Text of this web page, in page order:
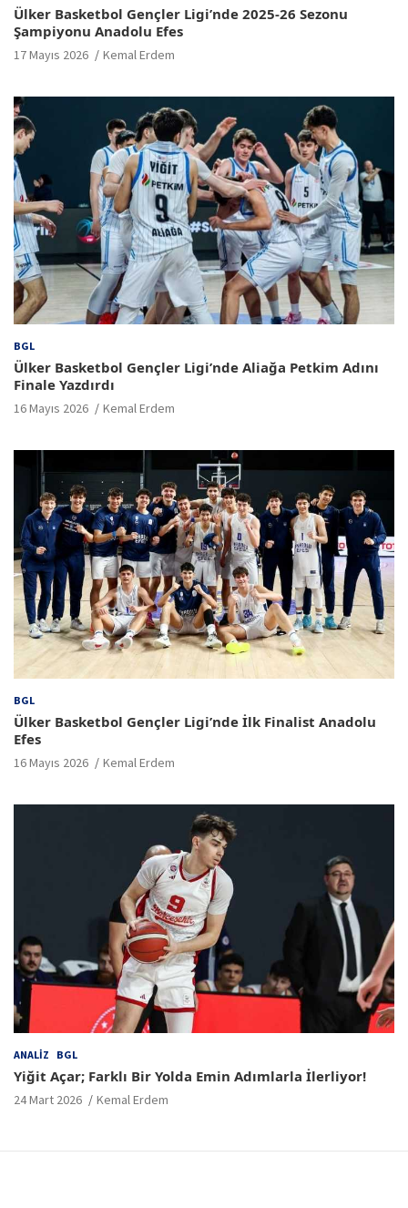
Ülker Basketbol Gençler Ligi’nde 2025-26 Sezonu
Şampiyonu Anadolu Efes
17 Mayıs 2026 Kemal Erdem
BGL
Ülker Basketbol Gençler Ligi’nde Aliağa Petkim Adını
Finale Yazdırdı
16 Mayıs 2026 Kemal Erdem
BGL
Ülker Basketbol Gençler Ligi’nde İlk Finalist Anadolu
Efes
16 Mayıs 2026 Kemal Erdem
ANALIZ BGL
Yiğit Açar; Farklı Bir Yolda Emin Adımlarla İlerliyor!
24 Mart 2026 Kemal Erdem